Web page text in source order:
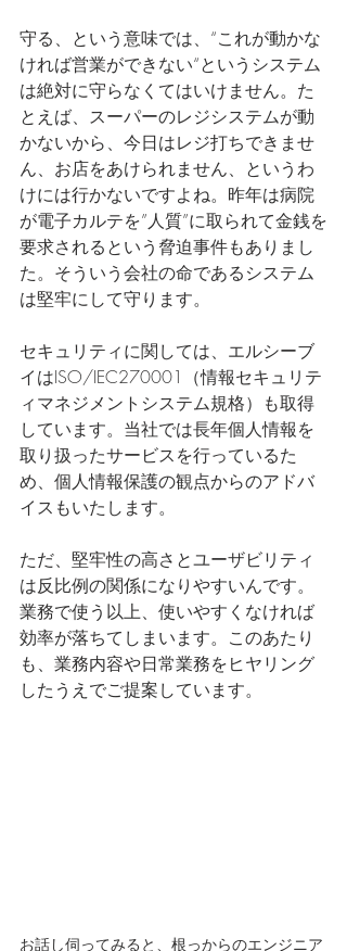
守る、という意味では、“これが動かな
ければ営業ができない“というシステム
は絶対に守らなくてはいけません。た
とえば、スーパーのレジシステムが動
かないから、今日はレジ打ちできませ
ん、お店をあけられません、というわ
けには行かないですよね。昨年は病院
が電子カルテを”人質”に取られて金銭を
要求されるという脅迫事件もありまし
た。そういう会社の命であるシステム
は堅牢にして守ります。
セキュリティに関しては、エルシーブ
イはISO/IEC270001（情報セキュリテ
ィマネジメントシステム規格）も取得
しています。当社では長年個人情報を
取り扱ったサービスを行っているた
め、個人情報保護の観点からのアドバ
イスもいたします。
ただ、堅牢性の高さとユーザビリティ
は反比例の関係になりやすいんです。
業務で使う以上、使いやすくなければ
効率が落ちてしまいます。このあたり
も、業務内容や日常業務をヒヤリング
したうえでご提案しています。
お話し伺ってみると、根っからのエンジニア